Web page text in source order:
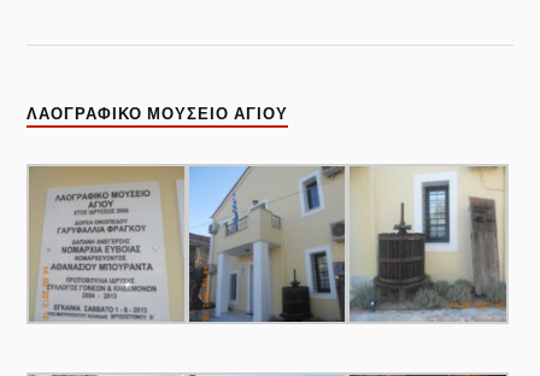
ΛΑΟΓΡΑΦΙΚΌ ΜΟΥΣΕΊΟ ΑΓΊΟΥ